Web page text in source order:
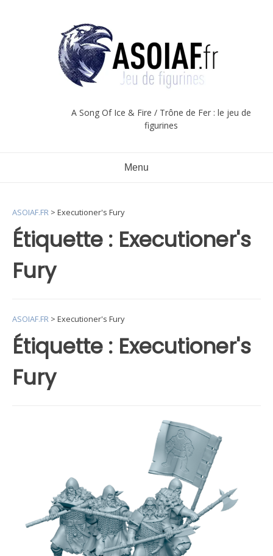
A Song Of Ice & Fire / Trône de Fer : le jeu de
figurines
Menu
Étiquette : Executioner's
Fury
ASOIAF.FR > Executioner's Fury
Étiquette : Executioner's
Fury
ASOIAF.FR > Executioner's Fury